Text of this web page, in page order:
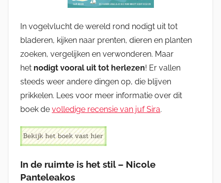
In vogelvlucht de wereld rond nodigt uit tot
bladeren, kijken naar prenten, dieren en planten
zoeken, vergelijken en verwonderen. Maar
het nodigt vooral uit tot herlezen! Er vallen
steeds weer andere dingen op, die blijven
prikkelen. Lees voor meer informatie over dit
boek de volledige recensie van juf Sira.
In de ruimte is het stil – Nicole
Panteleakos